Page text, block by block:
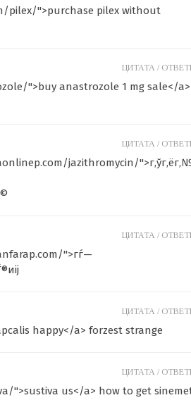
pilex/">purchase pilex without
">buy anastrozole 1 mg sale</a>
ЦИТАТА /
jazithromycin/
ЦИТАТА /
">гѓ—
ЦИТАТА /
happy</a> forzest strange
ЦИТАТА /
">sustiva us</a> how to get
ЦИТАТА /